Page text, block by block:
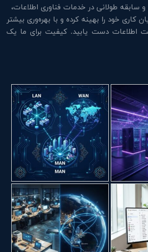
طولانی در خدمات فناوری اطلاعات،
کاری خود را بهینه کرده و با بهره‌وری بیشتر
اطلاعات دست یابید. کیفیت برای ما یک